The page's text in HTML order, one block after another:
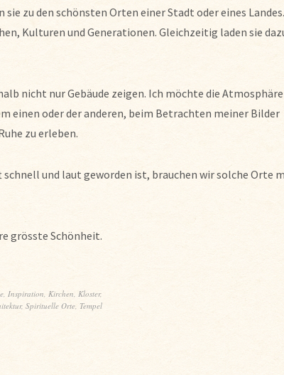
sie zu den schönsten Orten einer Stadt oder eines
Kulturen und Generationen. Gleichzeitig laden sie
nicht nur Gebäude zeigen. Ich möchte die Atmosphäre
einen oder der anderen, beim Betrachten meiner Bilder
zu erleben.
schnell und laut geworden ist, brauchen wir solche Orte
grösste Schönheit.
, Inspiration, Kirchen, Kloster,
, Spirituelle Orte, Tempel